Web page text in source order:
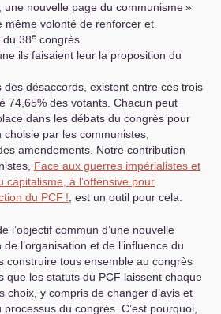
une nouvelle page du communisme»
même volonté de renforcer et
du 38e congrès.
ils faisaient leur la proposition du
des désaccords, existent entre ces trois
74,65% des votants. Chacun peut
dans les débats du congrès pour
choisie par les communistes,
amendements. Notre contribution
Face aux guerres impérialistes et
capitalisme, à l’offensive pour
du PCF ! , est un outil pour cela.
l’objectif commun d’une nouvelle
l’organisation et de l’influence du
construire tous ensemble au congrès
que les statuts du PCF laissent chaque
choix, y compris de changer d’avis et
du congrès. C’est pourquoi,